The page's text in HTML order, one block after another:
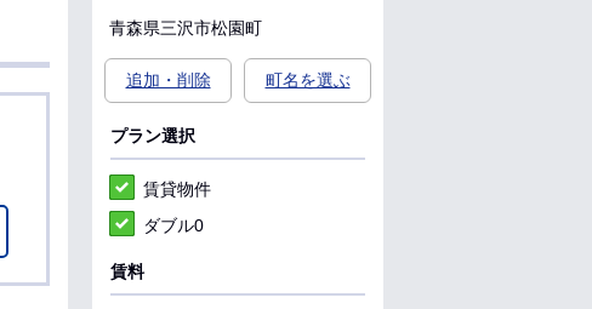
青森県三沢市松園町
追加・削除 町名を選ぶ
プラン選択
賃貸物件
ダブル0
賃料